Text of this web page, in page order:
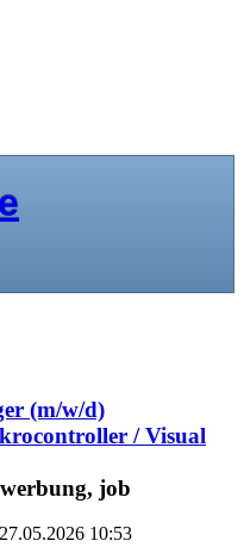
(m/w/d)
/ Visual
10:53